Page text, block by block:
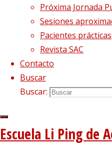
Próxima Jornada
Sesiones
Pacientes prácticas
Revista SAC
Contacto
Buscar
Buscar:
Escuela Li Ping de
Escuela de
|
Aviso Legal|
|
Política de privacidad
Volver arriba
Instagram
Utilizamos cookies propias
y de terceros para
de navegación.